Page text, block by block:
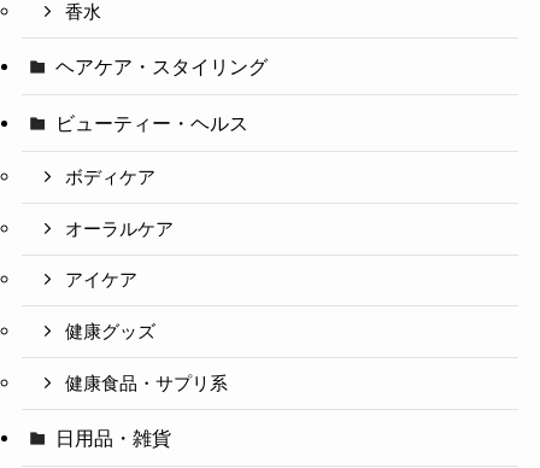
香水
ヘアケア・スタイリング
ビューティー・ヘルス
ボディケア
オーラルケア
アイケア
健康グッズ
健康食品・サプリ系
日用品・雑貨